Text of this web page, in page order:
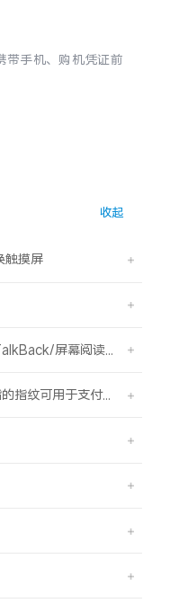
件
带手机、购机凭证前
收起
触摸屏
微信/支付宝指纹支付时，仅一个手指的指纹可用于支付，其他已录入的指纹无法用于支付。